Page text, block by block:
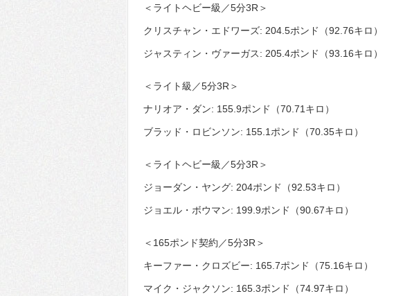
＜ライトヘビー級／5分3R＞
クリスチャン・エドワーズ: 204.5ポンド（92.76キロ）
ジャスティン・ヴァーガス: 205.4ポンド（93.16キロ）
＜ライト級／5分3R＞
ナリオア・ダン: 155.9ポンド（70.71キロ）
ブラッド・ロビンソン: 155.1ポンド（70.35キロ）
＜ライトヘビー級／5分3R＞
ジョーダン・ヤング: 204ポンド（92.53キロ）
ジョエル・ボウマン: 199.9ポンド（90.67キロ）
＜165ポンド契約／5分3R＞
キーファー・クロズビー: 165.7ポンド（75.16キロ）
マイク・ジャクソン: 165.3ポンド（74.97キロ）